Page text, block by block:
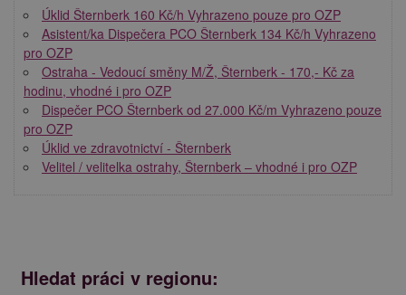
Úklid Šternberk 160 Kč/h Vyhrazeno pouze pro OZP
Asistent/ka Dispečera PCO Šternberk 134 Kč/h Vyhrazeno
pro OZP
Ostraha - Vedoucí směny M/Ž, Šternberk - 170,- Kč za
hodinu, vhodné i pro OZP
Dispečer PCO Šternberk od 27.000 Kč/m Vyhrazeno pouze
pro OZP
Úklid ve zdravotnictví - Šternberk
Velitel / velitelka ostrahy, Šternberk – vhodné i pro OZP
Hledat práci v regionu: